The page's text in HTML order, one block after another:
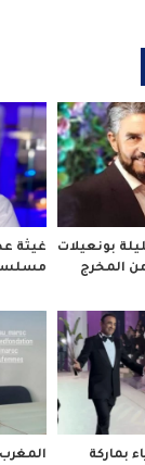
بونعيلات
المخرج
غيثة
مسلسل
بماركة